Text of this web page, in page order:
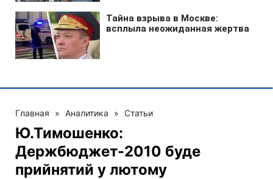
Главная » Аналитика » Статьи
Ю.Тимошенко:
Держбюджет-2010 буде
прийнятий у лютому